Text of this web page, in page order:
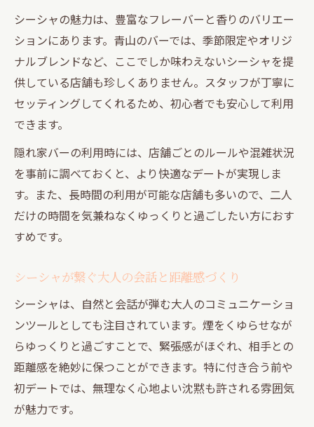
シーシャの魅力は、豊富なフレーバーと香りのバリエー
ションにあります。青山のバーでは、季節限定やオリジ
ナルブレンドなど、ここでしか味わえないシーシャを提
供している店舗も珍しくありません。スタッフが丁寧に
セッティングしてくれるため、初心者でも安心して利用
できます。
隠れ家バーの利用時には、店舗ごとのルールや混雑状況
を事前に調べておくと、より快適なデートが実現しま
す。また、長時間の利用が可能な店舗も多いので、二人
だけの時間を気兼ねなくゆっくりと過ごしたい方におす
すめです。
シーシャが繋ぐ大人の会話と距離感づくり
シーシャは、自然と会話が弾む大人のコミュニケーショ
ンツールとしても注目されています。煙をくゆらせなが
らゆっくりと過ごすことで、緊張感がほぐれ、相手との
距離感を絶妙に保つことができます。特に付き合う前や
初デートでは、無理なく心地よい沈黙も許される雰囲気
が魅力です。